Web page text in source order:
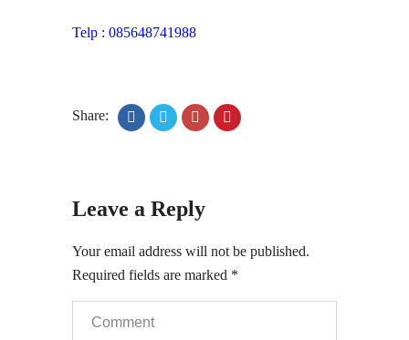
Telp : 085648741988
Share:
Leave a Reply
Your email address will not be published.
Required fields are marked *